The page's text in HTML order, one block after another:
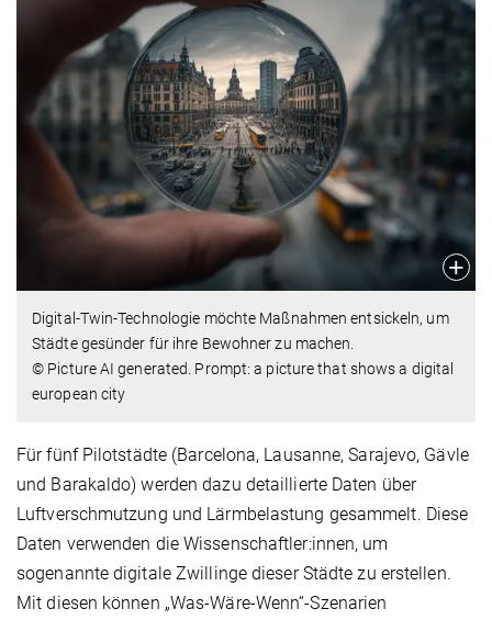
Digital-Twin-Technologie möchte Maßnahmen entsickeln, um
Städte gesünder für ihre Bewohner zu machen.
© Picture AI generated. Prompt: a picture that shows a digital
european city
Für fünf Pilotstädte (Barcelona, Lausanne, Sarajevo, Gävle
und Barakaldo) werden dazu detaillierte Daten über
Luftverschmutzung und Lärmbelastung gesammelt. Diese
Daten verwenden die Wissenschaftler:innen, um
sogenannte digitale Zwillinge dieser Städte zu erstellen.
Mit diesen können „Was-Wäre-Wenn“-Szenarien